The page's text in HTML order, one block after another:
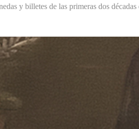
y billetes de las primeras dos